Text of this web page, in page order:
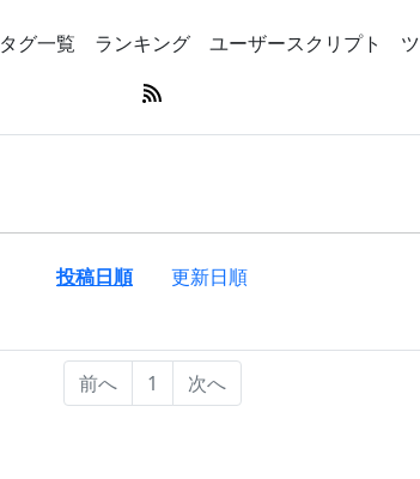
タグ一覧 ランキング ユーザースクリプト
投稿日順
更新日順
前へ 1 次へ